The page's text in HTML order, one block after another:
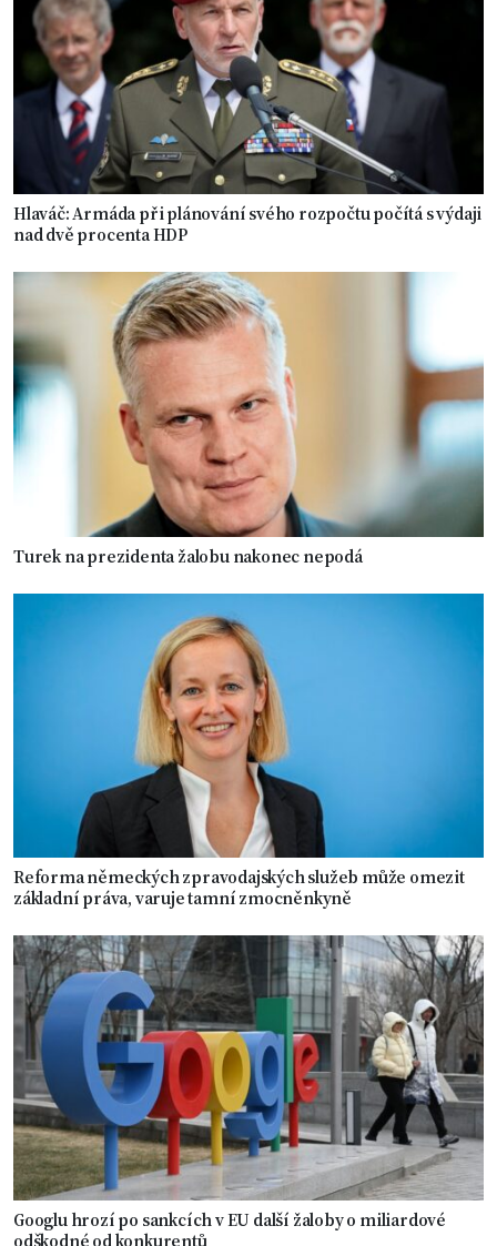
Hlaváč: Armáda při plánování svého rozpočtu počítá s výdaji
nad dvě procenta HDP
Turek na prezidenta žalobu nakonec nepodá
Reforma německých zpravodajských služeb může omezit
základní práva, varuje tamní zmocněnkyně
Googlu hrozí po sankcích v EU další žaloby o miliardové
odškodné od konkurentů